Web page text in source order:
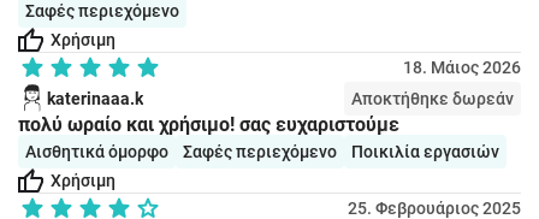
Σαφές περιεχόμενο
Χρήσιμη
18. Μάιος 2026
katerinaaa.k
Αποκτήθηκε δωρεάν
πολύ ωραίο και χρήσιμο! σας ευχαριστούμε
Αισθητικά όμορφο Σαφές περιεχόμενο
Ποικιλία εργασιών
Χρήσιμη
25. Φεβρουάριος 2025